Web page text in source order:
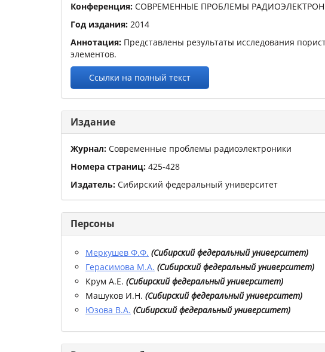
Конференция: СОВРЕМЕННЫЕ ПРОБЛЕМЫ
Год издания: 2014
Аннотация: Представлены результаты исследования
элементов.
Ссылки на полный текст
Издание
Журнал: Современные проблемы радиоэлектроники
Номера страниц: 425-428
Издатель: Сибирский федеральный университет
Персоны
Меркушев Ф.Ф. (Сибирский федеральный университет)
Герасимова М.А. (Сибирский федеральный университет)
Крум А.Е. (Сибирский федеральный университет)
Машуков И.Н. (Сибирский федеральный университет)
Юзова В.А. (Сибирский федеральный университет)